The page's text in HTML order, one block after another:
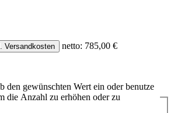
Versandkosten netto: 785,00 €
den gewünschten Wert ein oder benutze
die Anzahl zu erhöhen oder zu